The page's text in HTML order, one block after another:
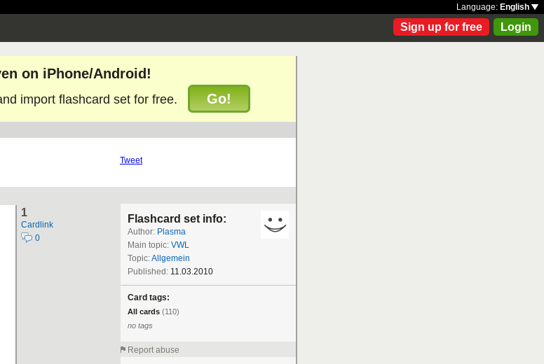
Language: English
Sign up for free Login
on iPhone/Android!
import flashcard set for free. Go!
Tweet
1
Cardlink
0
Flashcard set info:
Author: Plasma
Main topic: VWL
Topic:Allgemein
Published: 11.03.2010
Card tags:
All cards (110)
no tags
Report abuse